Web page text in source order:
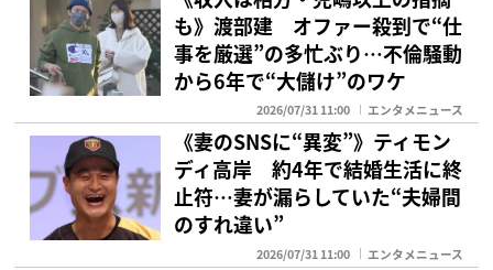
も》渡部建 オファー殺到で“仕
事を厳選”の多忙ぶり…不倫騒動
から6年で“大儲け”のワケ
2026/07/31 11:00 エンタメニュース
《妻のSNSに“異変”》ティモン
ディ高岸 約4年で結婚生活に終
止符…妻が漏らしていた“夫婦間
のすれ違い”
2026/07/31 11:00 エンタメニュース